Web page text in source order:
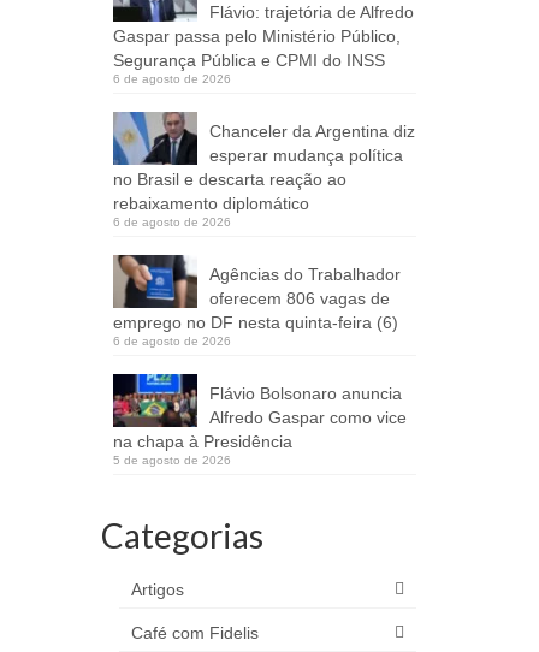
Flávio: trajetória de Alfredo
Gaspar passa pelo Ministério Público,
Segurança Pública e CPMI do INSS
6 de agosto de 2026
Chanceler da Argentina diz
esperar mudança política
no Brasil e descarta reação ao
rebaixamento diplomático
6 de agosto de 2026
Agências do Trabalhador
oferecem 806 vagas de
emprego no DF nesta quinta-feira (6)
6 de agosto de 2026
Flávio Bolsonaro anuncia
Alfredo Gaspar como vice
na chapa à Presidência
5 de agosto de 2026
Categorias
Artigos
Café com Fidelis